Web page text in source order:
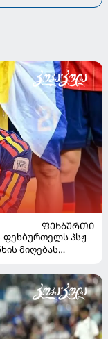
ᲤᲔᲮᲑᲣᲠᲗᲘ
ფეხბურთელს პსჟ-
მიღებას